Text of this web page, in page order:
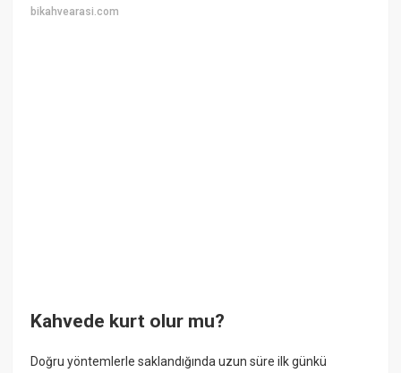
bikahvearasi.com
Kahvede kurt olur mu?
Doğru yöntemlerle saklandığında uzun süre ilk günkü